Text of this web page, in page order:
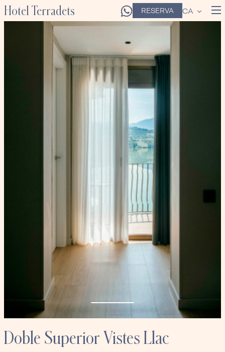
Hotel Terradets RESERVA CA
Doble Superior Vistes Llac